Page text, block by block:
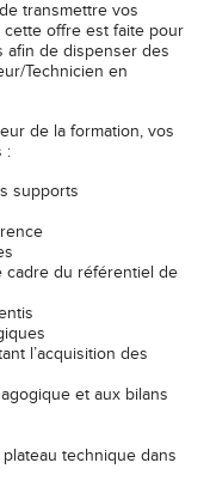
transmettre vos
offre est faite pour
afin de dispenser des
Technicien en
de la formation, vos
:
supports
cadre du référentiel de
l’acquisition des
et aux bilans
technique dans